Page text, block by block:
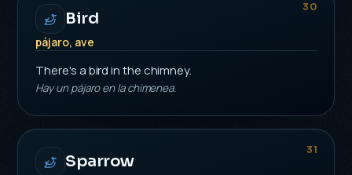
30
Bird
pájaro, ave
There's a bird in the chimney.
Hay un pájaro en la chimenea.
31
Sparrow